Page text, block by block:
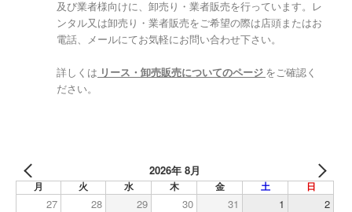
及び業者様向けに、卸売り・業者販売を行っています。レ
ンタル又は卸売り・業者販売をご希望の際は店頭またはお
電話、メールにてお気軽にお問い合わせ下さい。
詳しくは リース・卸売販売についてのページ をご確認く
ださい。
2026年 8月
月 火 水 木 金 土 日
27 28 29 30 31 1 2